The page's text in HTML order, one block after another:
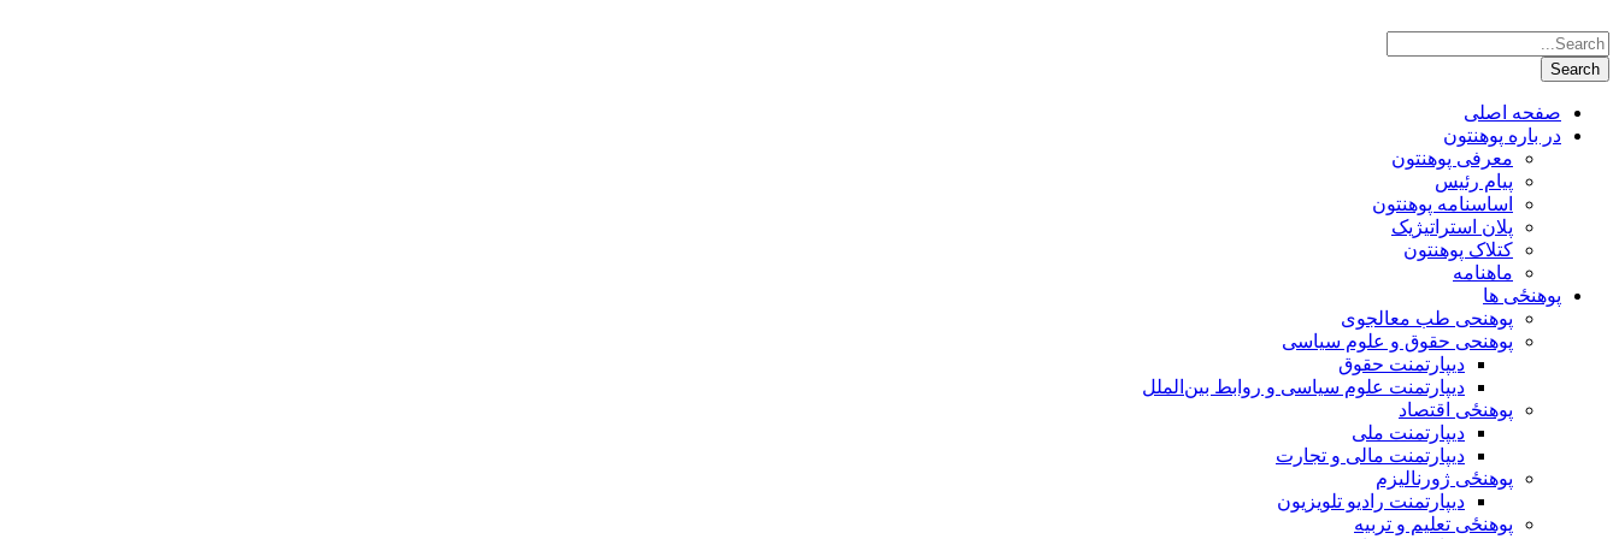
صفحه اصلی
در باره پوهنتون
معرفی پوهنتون
پیام رئیس
اساسنامه پوهنتون
پلان استراتیژیک
کتلاک پوهنتون
ماهنامه
پوهنځی ها
پوهنحی طب معالجوی
پوهنحی حقوق و علوم سیاسی
دیپارتمنت حقوق
دیپارتمنت علوم سیاسی و روابط بین‌الملل
پوهنځی اقتصاد
دیپارتمنت ملی
دیپارتمنت مالی و تجارت
پوهنځی ژورنالیزم
دیپارتمنت رادیو تلویزیون
پوهنځی تعلیم و تربیه